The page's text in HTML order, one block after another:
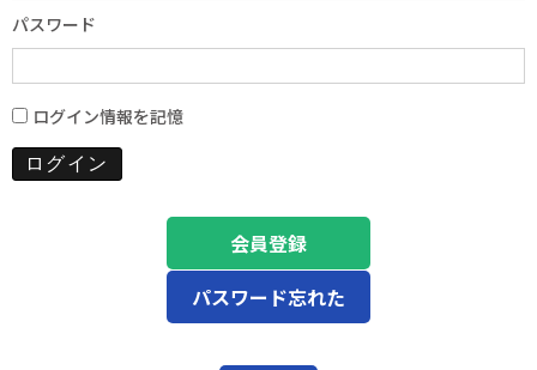
パスワード
ログイン情報を記憶
会員登録
パスワード忘れた